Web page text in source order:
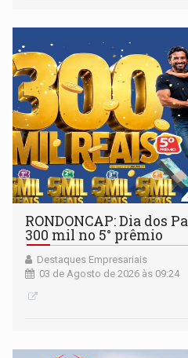
RONDONCAP: Dia dos
300 mil no 5° prêmio
Destaques Empresariais
03 de Agosto de 2026 às 09:24